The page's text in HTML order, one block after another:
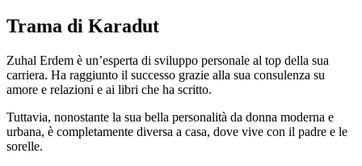
Trama di Karadut
Zuhal Erdem è un’esperta di sviluppo personale al top della sua
carriera. Ha raggiunto il successo grazie alla sua consulenza su
amore e relazioni e ai libri che ha scritto.
Tuttavia, nonostante la sua bella personalità da donna moderna e
urbana, è completamente diversa a casa, dove vive con il padre e le
sorelle.